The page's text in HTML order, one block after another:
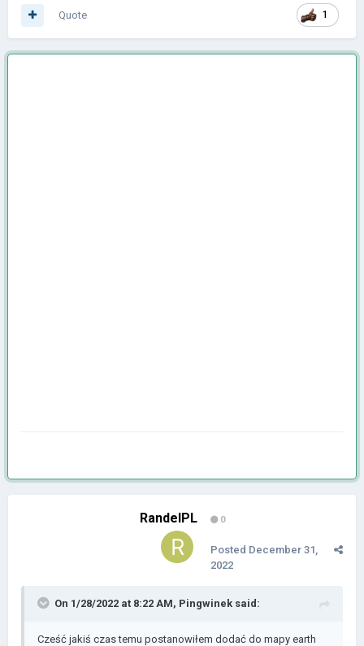
1
Quote
RandelPL 0
Posted December 31,
2022
On 1/28/2022 at 8:22 AM, Pingwinek said:
Cześć jakiś czas temu postanowiłem dodać do mapy earth